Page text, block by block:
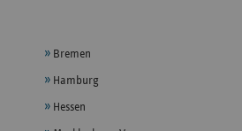
Bremen
Hamburg
Hessen